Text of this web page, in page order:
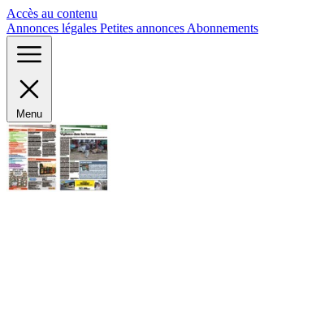
Accès au contenu
Annonces légales Petites annonces Abonnements
Menu
Panneau de gestion des cookies